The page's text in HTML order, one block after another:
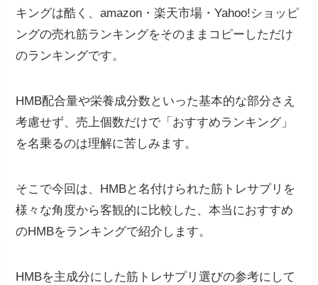
キングは酷く、amazon・楽天市場・Yahoo!ショッピ
ングの売れ筋ランキングをそのままコピーしただけ
のランキングです。
HMB配合量や栄養成分数といった基本的な部分さえ
考慮せず、売上個数だけで「おすすめランキング」
を名乗るのは理解に苦しみます。
そこで今回は、HMBと名付けられた筋トレサプリを
様々な角度から客観的に比較した、本当におすすめ
のHMBをランキングで紹介します。
HMBを主成分にした筋トレサプリ選びの参考にして